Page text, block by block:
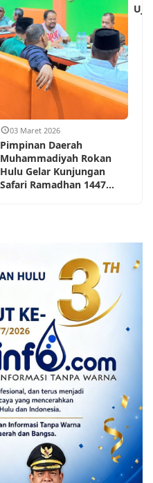
03 Maret 2026
Pimpinan Daerah
Muhammadiyah Rokan
Hulu Gelar Kunjungan
Safari Ramadhan 1447...